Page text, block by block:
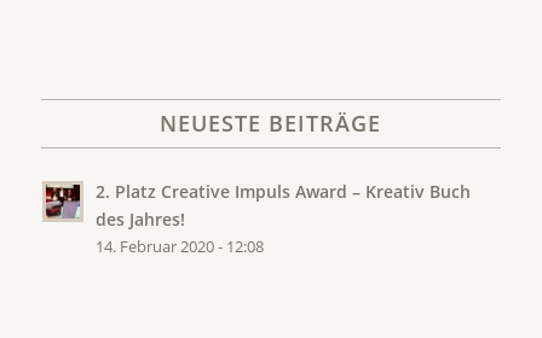
NEUESTE BEITRÄGE
2. Platz Creative Impuls Award – Kreativ Buch
des Jahres!
14. Februar 2020 - 12:08